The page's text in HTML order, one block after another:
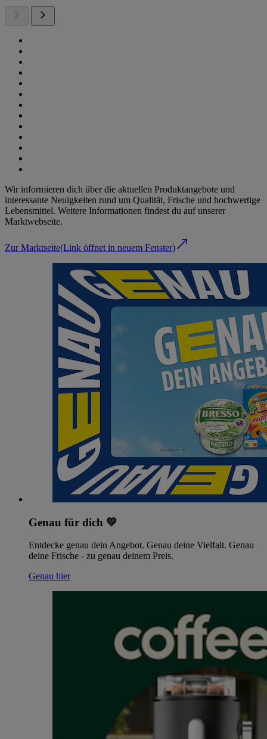
Wir informieren dich über die aktuellen Produktangebote und
interessante Neuigkeiten rund um Qualität, Frische und hochwertige
Lebensmittel. Weitere Informationen findest du auf unserer
Marktwebseite.
Zur Marktseite(Link öffnet in neuem Fenster)
Genau für dich 💛
Entdecke genau dein Angebot. Genau deine Vielfalt. Genau
deine Frische - zu genau deinem Preis.
Genau hier